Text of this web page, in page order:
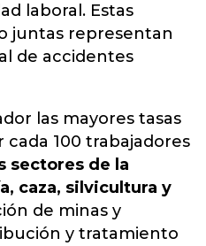
laboral. Estas
juntas representan
de accidentes
las mayores tasas
100 trabajadores
sectores de la
caza, silvicultura y
de minas y
y tratamiento